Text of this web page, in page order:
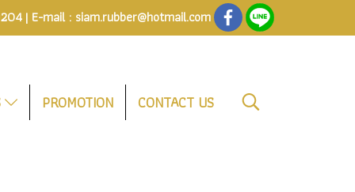
| E-mail : siam.rubber@hotmail.com
PROMOTION CONTACT US